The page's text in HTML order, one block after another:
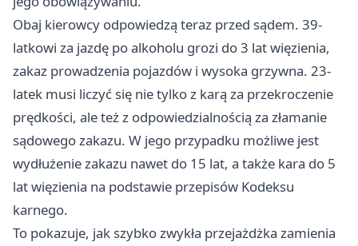
Obaj kierowcy odpowiedzą teraz przed sądem. 39-
latkowi za jazdę po alkoholu grozi do 3 lat więzienia,
zakaz prowadzenia pojazdów i wysoka grzywna. 23-
latek musi liczyć się nie tylko z karą za przekroczenie
prędkości, ale też z odpowiedzialnością za złamanie
sądowego zakazu. W jego przypadku możliwe jest
wydłużenie zakazu nawet do 15 lat, a także kara do 5
lat więzienia na podstawie przepisów Kodeksu
karnego.
To pokazuje, jak szybko zwykła przejażdżka zamienia